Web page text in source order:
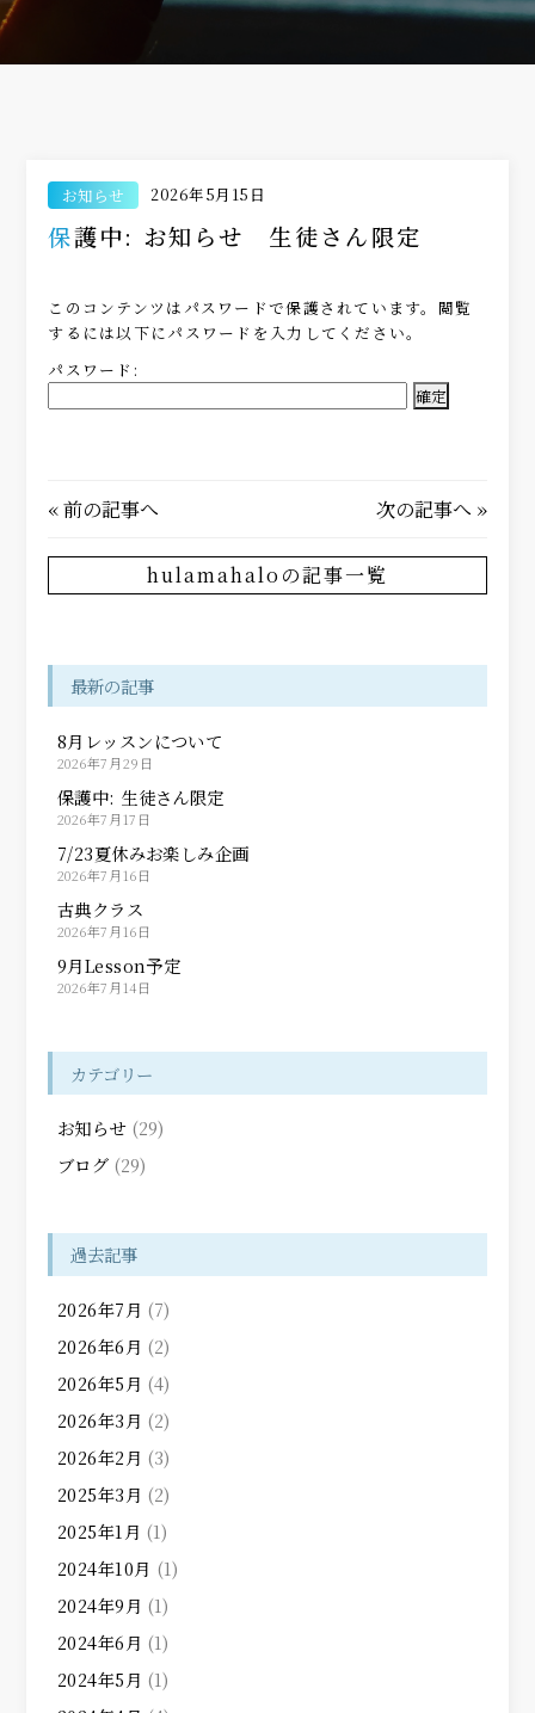
お知らせ 2026年5月15日
保護中: お知らせ 生徒さん限定
このコンテンツはパスワードで保護されています。閲覧
するには以下にパスワードを入力してください。
パスワード:
«前の記事へ 次の記事へ »
hulamahaloの記事一覧
最新の記事
8月レッスンについて
2026年7月29日
保護中: 生徒さん限定
2026年7月17日
7/23夏休みお楽しみ企画
2026年7月16日
古典クラス
2026年7月16日
9月Lesson予定
2026年7月14日
カテゴリー
お知らせ(29)
ブログ (29)
過去記事
2026年7月 (7)
2026年6月 (2)
2026年5月 (4)
2026年3月 (2)
2026年2月 (3)
2025年3月 (2)
2025年1月 (1)
2024年10月 (1)
2024年9月 (1)
2024年6月 (1)
2024年5月 (1)